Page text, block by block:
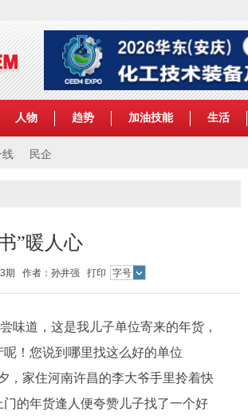
线 民企
人物 趋势 加油技能 生活
”暖人心
期 作者：孙井强 打印 字号
味道，这是我儿子单位寄来的年货，
！您说到哪里找这么好的单位
，家住河南许昌的李大爷手里拎着快
门的年货逢人便夸赞儿子找了一个好